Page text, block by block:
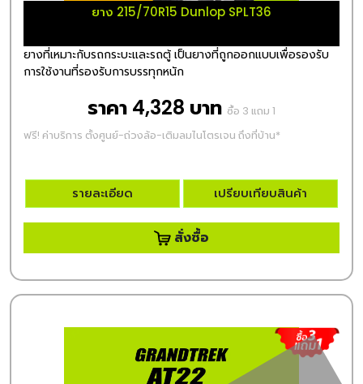
ยาง 215/70R15 Dunlop SPLT36
ยางที่เหมาะกับรถกระบะและรถตู้ เป็นยางที่ถูกออกแบบเพื่อรองรับ
การใช้งานที่รองรับการบรรทุกหนัก
ราคา 4,328 บาท ซื้อ 3 แถม 1
ฟรี! ค่าบริการ ตั้งศูนย์-ถ่วงล้อ-เติมลมไนโตรเจน ถึงที่บ้าน*
รายละเอียด เปรียบเทียบสินค้า
สั่งซื้อ